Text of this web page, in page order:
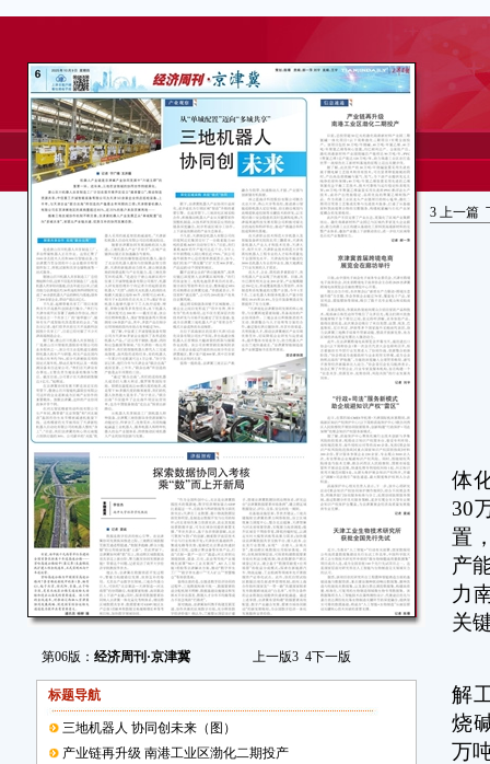
第06版： 经济周刊·京津冀 上一版3 4下一版
标题导航
三地机器人 协同创未来（图）
产业链再升级 南港工业区渤化二期投产
3 上一篇
体
30
置
产
力
关
解
烧
万